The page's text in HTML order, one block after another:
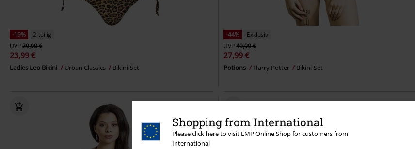
Shopping from International
Please click here to visit EMP Online Shop for customers from
International
-19%
2-teilig
UVP29,90 €
23,99 €
Ladies Leo Bikini Urban Classics Bikini-Set
-44%
Exklusiv
UVP49,99 €
27,99 €
Potions Harry Potter Bikini-Set